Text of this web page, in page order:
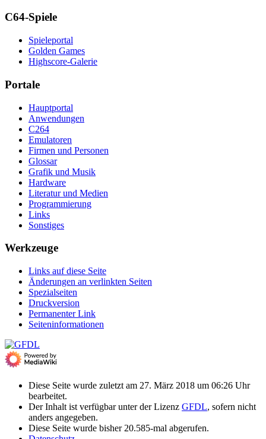
C64-Spiele
Spieleportal
Golden Games
Highscore-Galerie
Portale
Hauptportal
Anwendungen
C264
Emulatoren
Firmen und Personen
Glossar
Grafik und Musik
Hardware
Literatur und Medien
Programmierung
Links
Sonstiges
Werkzeuge
Links auf diese Seite
Änderungen an verlinkten Seiten
Spezialseiten
Druckversion
Permanenter Link
Seiten­­informationen
Diese Seite wurde zuletzt am 27. März 2018 um 06:26 Uhr
bearbeitet.
Der Inhalt ist verfügbar unter der Lizenz GFDL, sofern nicht
anders angegeben.
Diese Seite wurde bisher 20.585-mal abgerufen.